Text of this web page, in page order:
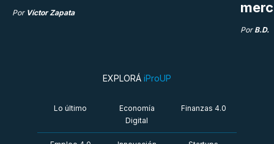
Por Víctor Zapata
Por B.D.
EXPLORÁ iProUP
Lo último
Economía
Digital
Finanzas 4.0